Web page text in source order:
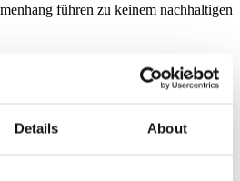
Details About
führen zu keinem nachhaltigen